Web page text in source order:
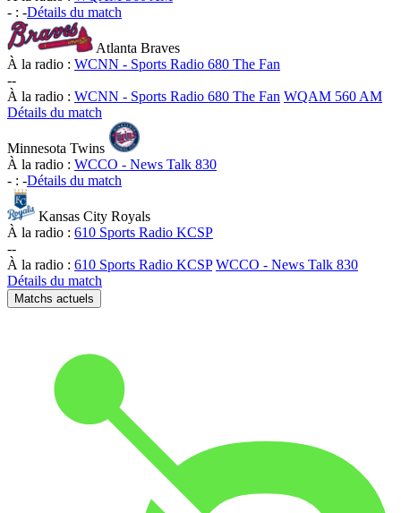
- : -Détails du match
Atlanta Braves
À la radio : WCNN - Sports Radio 680 The Fan
--
À la radio : WCNN - Sports Radio 680 The Fan WQAM 560 AM
Détails du match
Minnesota Twins
À la radio : WCCO - News Talk 830
- : -Détails du match
Kansas City Royals
À la radio : 610 Sports Radio KCSP
--
À la radio : 610 Sports Radio KCSP WCCO - News Talk 830
Détails du match
Matchs actuels